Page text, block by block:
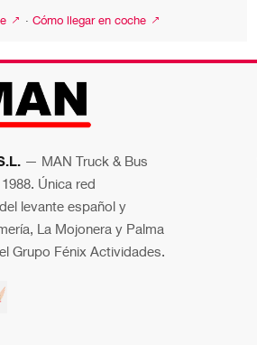
↗ · Cómo llegar en coche ↗
— MAN Truck & Bus
Única red
levante español y
La Mojonera y Palma
Grupo Fénix Actividades.